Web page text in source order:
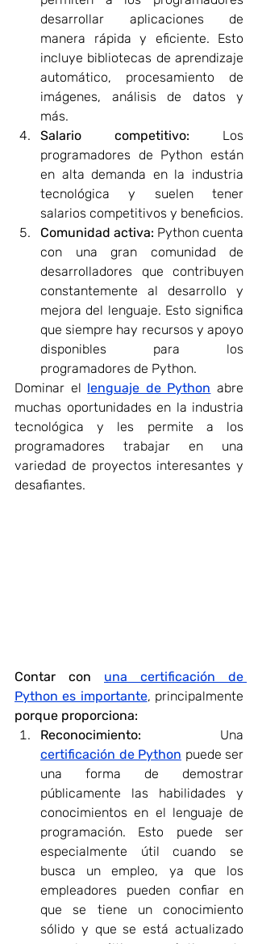
desarrollar aplicaciones de
manera rápida y eficiente. Esto
incluye bibliotecas de aprendizaje
automático, procesamiento de
imágenes, análisis de datos y
más.
Salario competitivo: Los
programadores de Python están
en alta demanda en la industria
tecnológica y suelen tener
salarios competitivos y beneficios.
Comunidad activa: Python cuenta
con una gran comunidad de
desarrolladores que contribuyen
constantemente al desarrollo y
mejora del lenguaje. Esto significa
que siempre hay recursos y apoyo
disponibles para los
programadores de Python.
Dominar el lenguaje de Python abre
muchas oportunidades en la industria
tecnológica y les permite a los
programadores trabajar en una
variedad de proyectos interesantes y
desafiantes.
Contar con una certificación de
Python es importante
porque proporciona:
Reconocimiento:
certificación de Python puede ser
una forma de demostrar
públicamente las habilidades y
conocimientos en el lenguaje de
programación. Esto puede ser
especialmente útil cuando se
busca un empleo, ya que los
empleadores pueden confiar en
que se tiene un conocimiento
sólido y que se está actualizado